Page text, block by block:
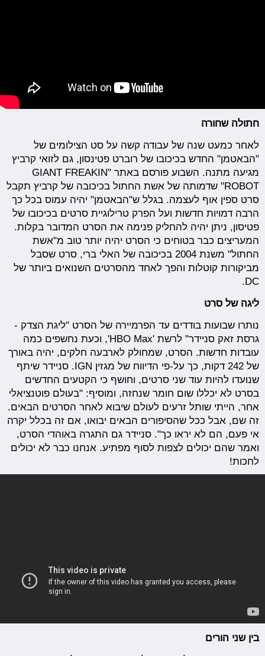
חתולה שחורה
לאחר כמעט שנה של עבודה קשה על סט הצילומים של
"הבאטמן" החדש בכיכובו של רוברט פטינסון, גם לזואי קרביץ
מגיעה מתנה. השבוע פורסם באתר "GIANT FREAKIN
ROBOT" שדמותה של אשת החתול בכיכובה של קרביץ תקבל
סרט ספין אוף לעצמה. בגלל ש"הבאטמן" יהיה עמוס בכל כך
הרבה דמויות חדשות ועל הפרק טרילוגיית סרטים בכיכובו של
פטיסון, ניתן יהיה להחליק פנימה את הסרט המדובר בקלות.
המעריצים כבר בטוחים כי הסרט יהיה יותר טוב מ"אשת
החתול" משנת 2004 בכיכובה של האלי ברי, סרט שסבל
מביקורות קוטלות והפך לאחד מהסרטים השנואים ביותר של
DC.
ליגה של סרט
נותרו שבועות בודדים עד הפרמיירה של הסרט "ליגת הצדק -
גרסת זאק סניידר" לרשת 'HBO Max', וכעת נחשפים כמה
עובדות חדשות. הסרט, שמחולק לארבעה חלקים, יהיה באורך
של 242 דקות, כך על-פי הדיווח של מגזין IGN. סניידר שיתף
שנועדו להיות עוד שני סרטים, וחושף כי הקטעים החדשים
בסרט לא יכללו שום חומר שנחזה, ומוסיף: "בעולם פוטנציאלי
אחר, הייתי שותל זרעים לעולם שיבוא לאחר הסרטים הבאים.
זה שם, אבל ככל שהסיפורים הבאים יבואו, אם זה בכלל יקרה
אי פעם, הם לא יראו כך". סניידר גם התגרה באוהדי הסרט,
ואמר שהם יכולים לצפות לסוף מפתיע. אנחנו כבר לא יכולים
לחכות!
בין שני הורים